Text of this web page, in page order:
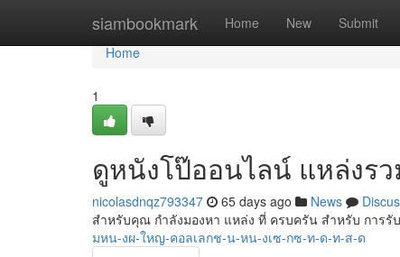
siambookmark Home New Submit
Home
Home
1
ดูหนังโป๊ออนไลน์ แหล่งร
nicolasdnqz793347 65 days ago News
สำหรับคุณ กำลังมองหา แหล่ง ที่ ครบครัน สำหรับ การรั
มหน-งผ-ใหญ-คอลเลกช-น-หน-งเซ-กซ-ท-ด-ท-ส-ด